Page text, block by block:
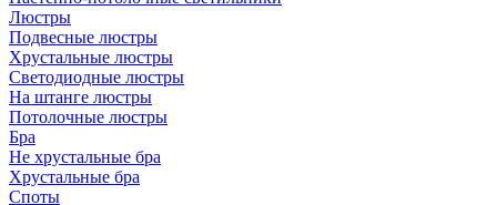
Люстры
Подвесные люстры
Хрустальные люстры
Светодиодные люстры
На штанге люстры
Потолочные люстры
Бра
Не хрустальные бра
Хрустальные бра
Споты